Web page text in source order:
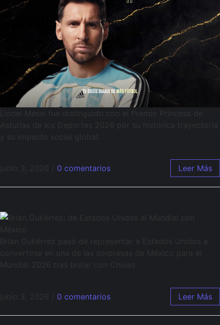
Lionel Messi fue distinguido con el Premio Princesa de
Asturias de los Deportes 2026 por su histórica trayectoria
junio 3, 2026 0 comentarios Leer Más
Brian Gutiérrez pasó de representar a Estados Unidos a
convertirse en una de las sorpresas de México para el
Mundial 2026 tras brillar con Chivas.
0 comentarios Leer Más